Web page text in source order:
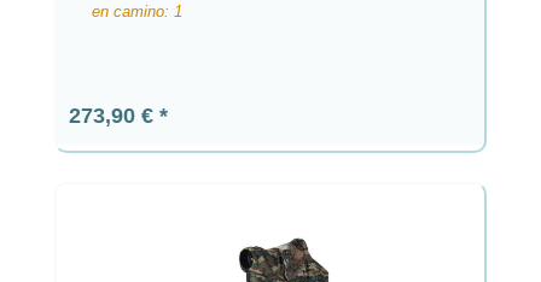
en camino: 1
Precio normal:
273,90 €